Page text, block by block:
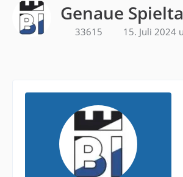
Genaue
33615 15. Juli 2024